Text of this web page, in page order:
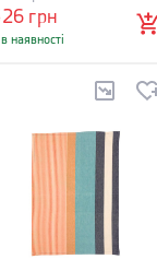
грн
наявності